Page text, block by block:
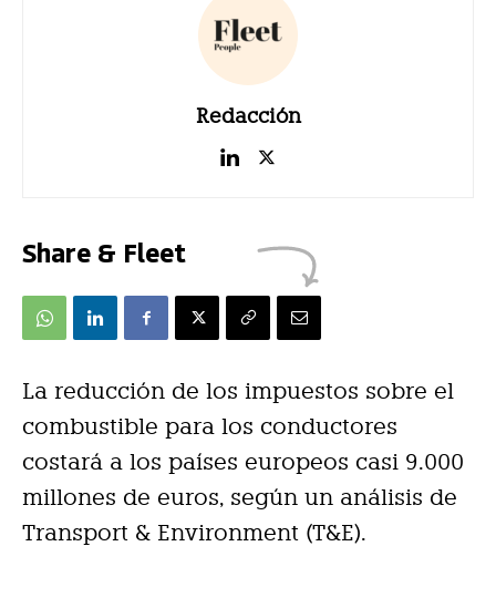
Redacción
Share & Fleet
La reducción de los impuestos sobre el
combustible para los conductores
costará a los países europeos casi 9.000
millones de euros, según un análisis de
Transport & Environment (T&E).